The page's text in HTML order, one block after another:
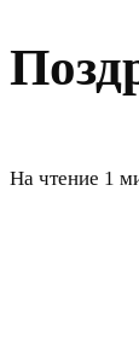
На чтение 1